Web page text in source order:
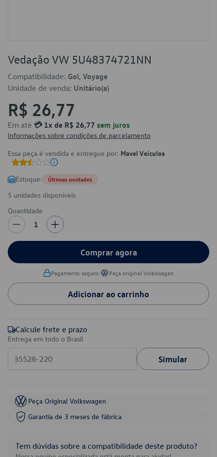
Vedação VW 5U48374721NN
Compatibilidade: Gol, Voyage
Unidade de venda: Unitário(a)
R$ 26,77
Em até 💳 1x de R$ 26,77 sem juros
Informações sobre condições de parcelamento
Essa peça é vendida e entregue por: Mavel Veículos
Estoque: Últimas unidades
5 unidades disponíveis
Quantidade
1
Comprar agora
Pagamento seguro• Peça original Volkswagen
Adicionar ao carrinho
Calcule frete e prazo
Entrega em todo o Brasil
Simular
Peça Original Volkswagen
Garantia de 3 meses de fábrica
Tem dúvidas sobre a compatibilidade deste produto?